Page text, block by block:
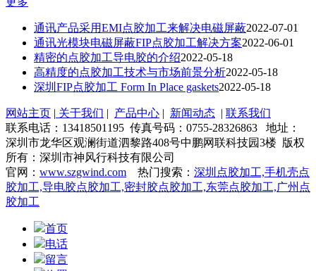
通讯产品采用EMI点胶加工来解决电磁屏蔽2022-07-01
通讯光模块电磁屏蔽FIP点胶加工解决方案2022-06-01
精密的点胶加工导电胶的介绍2022-05-18
高精度的点胶加工技术与市场前景分析2022-05-18
深圳FIP点胶加工 Form In Place gaskets2022-05-18
网站主页 | 关于我们 | 产品中心 | 新闻动态 | 联系我们
联系电话：13418501195 传真号码：0755-28326863 地址：
深圳市龙华区观澜街道泗黎路408号中鹏网联科技园3楼 版权
所有：深圳市神风行科技有限公司
官网： www.szgwind.com 热门搜索： 深圳点胶加工,手机壳点
胶加工,导电胶点胶加工,密封胶点胶加工,东莞点胶加工,广州点
胶加工
首页
电话
留言